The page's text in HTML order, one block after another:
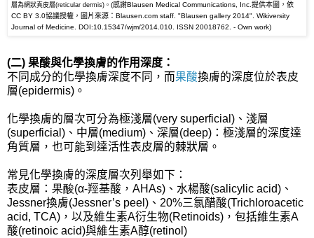
層為網狀真皮層(reticular dermis)。 (感謝Blausen Medical Communications, Inc.提供本圖，依
CC BY 3.0協議授權，圖片來源：Blausen.com staff. "Blausen gallery 2014". Wikiversity
Journal of Medicine. DOI:10.15347/wjm/2014.010. ISSN 20018762. - Own work)
(二) 果酸與化學換膚的作用深度：
不同成分的化學換膚深度不同，而果酸換膚的深度位於表皮
層(epidermis)。
化學換膚的層次可分為極淺層(very superficial)、淺層
(superficial)、中層(medium)、深層(deep)：極淺層的深度達
角質層，也可能到達活性表皮層的棘狀層。
常見化學換膚的深度層次列舉如下：
表皮層： 果酸(α-羥基酸， AHAs)、水楊酸(salicylic acid)、
Jessner換膚(Jessner’s peel)、20%三氯醋酸(Trichloroacetic
acid, TCA)，以及維生素A衍生物(Retinoids)，包括維生素A
酸(retinoic acid)與維生素A醇(retinol)